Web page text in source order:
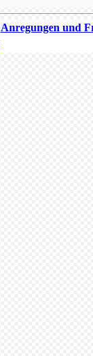
Anregungen und